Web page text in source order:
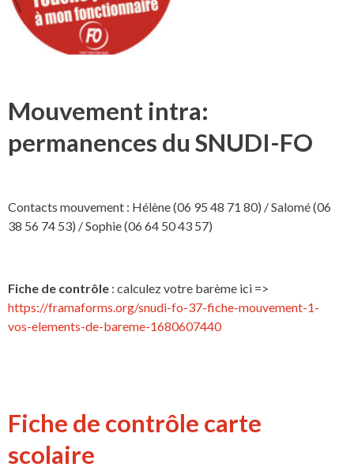
Mouvement intra:
permanences du SNUDI-FO
Contacts mouvement : Hélène (06 95 48 71 80) / Salomé (06
38 56 74 53) / Sophie (06 64 50 43 57)
Fiche de contrôle : calculez votre barème ici =>
https://framaforms.org/snudi-fo-37-fiche-mouvement-1-
vos-elements-de-bareme-1680607440
Fiche de contrôle carte
scolaire